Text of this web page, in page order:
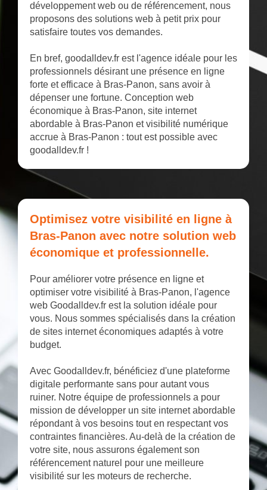
développement web ou de référencement, nous
proposons des solutions web à petit prix pour
satisfaire toutes vos demandes.
En bref, goodalldev.fr est l'agence idéale pour les
professionnels désirant une présence en ligne
forte et efficace à Bras-Panon, sans avoir à
dépenser une fortune. Conception web
économique à Bras-Panon, site internet
abordable à Bras-Panon et visibilité numérique
accrue à Bras-Panon : tout est possible avec
goodalldev.fr !
Optimisez votre visibilité en ligne à
Bras-Panon avec notre solution web
économique et professionnelle.
Pour améliorer votre présence en ligne et
optimiser votre visibilité à Bras-Panon, l'agence
web Goodalldev.fr est la solution idéale pour
vous. Nous sommes spécialisés dans la création
de sites internet économiques adaptés à votre
budget.
Avec Goodalldev.fr, bénéficiez d'une plateforme
digitale performante sans pour autant vous
ruiner. Notre équipe de professionnels a pour
mission de développer un site internet abordable
répondant à vos besoins tout en respectant vos
contraintes financières. Au-delà de la création de
votre site, nous assurons également son
référencement naturel pour une meilleure
visibilité sur les moteurs de recherche.